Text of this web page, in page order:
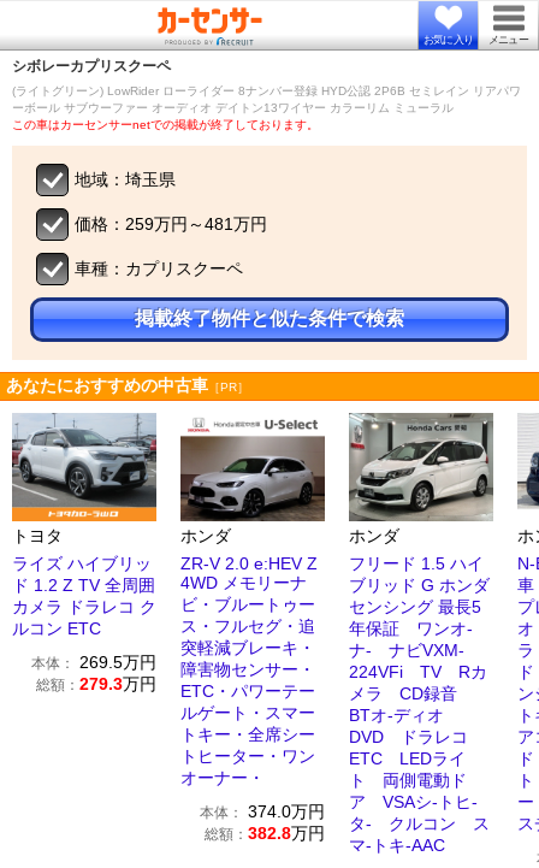
お気に入り メニュー
シボレーカプリスクーペ
(ライトグリーン) LowRider ローライダー 8ナンバー登録 HYD公認 2P6B セミレイン リアパワ
ーボール サブウーファー オーディオ デイトン13ワイヤー カラーリム ミューラル
この車はカーセンサーnetでの掲載が終了しております。
地域：埼玉県
価格：259万円～481万円
車種：カプリスクーペ
掲載終了物件と似た条件で検索
あなたにおすすめの中古車 ［PR］
トヨタ
ライズ ハイブリッ
ド 1.2 Z TV 全周囲
カメラ ドラレコ ク
ルコン ETC
本体： 269.5万円
総額： 279.3万円
ホンダ
ZR-V 2.0 e:HEV Z
4WD メモリーナ
ビ・ブルートゥー
ス・フルセグ・追
突軽減ブレーキ・
障害物センサー・
ETC・パワーテー
ルゲート・スマー
トキー・全席シー
トヒーター・ワン
オーナー・
本体： 374.0万円
総額： 382.8万円
ホンダ
フリード 1.5 ハイ
ブリッド G ホンダ
センシング 最長5
年保証 ワンオ-
ナ- ナビVXM-
224VFi TV Rカ
メラ CD録音
BTオ-ディオ
DVD ドラレコ
ETC LEDライ
ト 両側電動ド
ア VSAシ-トヒ-
タ- クルコン ス
マ-トキ-AAC
ホ
車
プ